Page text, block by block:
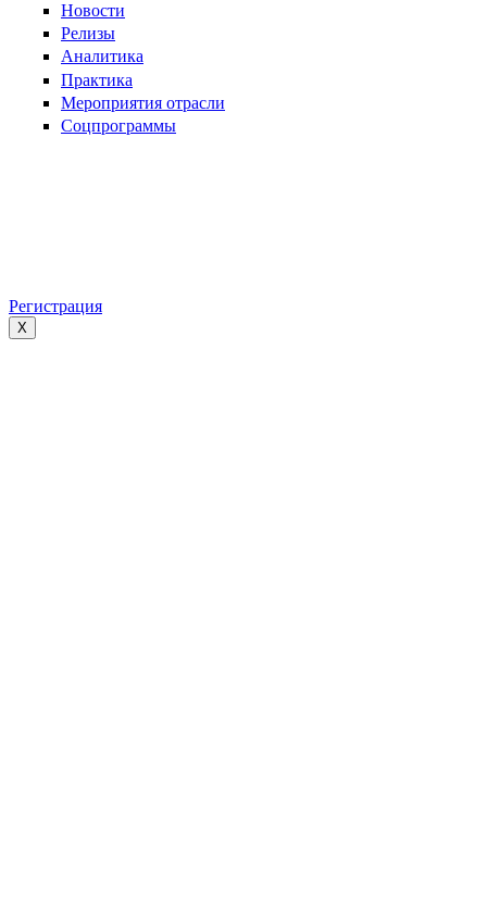
Новости
Релизы
Аналитика
Практика
Мероприятия отрасли
Соцпрограммы
Регистрация
X